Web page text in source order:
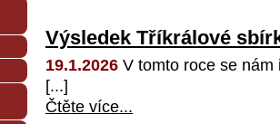
Výsledek Tříkrálové
19.1.2026 V tomto roce se
[...]
Čtěte více...